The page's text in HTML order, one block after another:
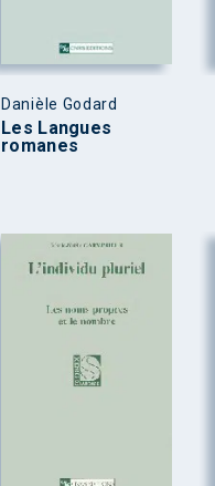
Danièle Godard
Les Langues
romanes